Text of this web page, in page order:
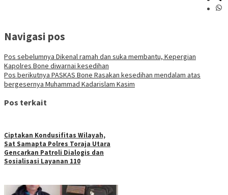
Navigasi pos
Pos sebelumnya Dikenal ramah dan suka membantu, Kepergian
Kapolres Bone diwarnai kesedihan
Pos berikutnya PASKAS Bone Rasakan kesedihan mendalam atas
bergesernya Muhammad Kadarislam Kasim
Pos terkait
Ciptakan Kondusifitas Wilayah,
Sat Samapta Polres Toraja Utara
Gencarkan Patroli Dialogis dan
Sosialisasi Layanan 110